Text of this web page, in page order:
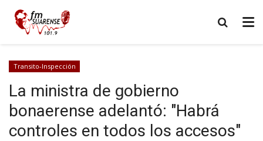
Transito-Inspección
La ministra de gobierno
bonaerense adelantó: "Habrá
controles en todos los accesos"